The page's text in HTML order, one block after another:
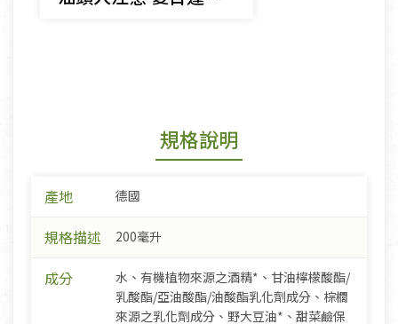
規格說明
產地 德國
規格描述 200毫升
成分
水、有機植物來源之酒精*、甘油檸檬酸酯/
乳酸酯/亞油酸酯/油酸酯乳化劑成分、棕櫚
來源之乳化劑成分、野大豆油*、甜菜鹼保